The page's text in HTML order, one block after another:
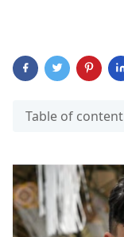
Table of content